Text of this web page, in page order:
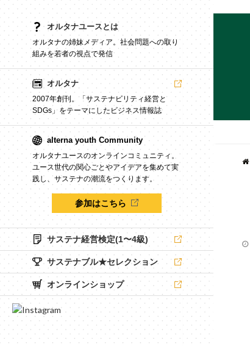
オルタナユースとは
オルタナの姉妹メディア。社会問題への取り
組みを若者の視点で発信
オルタナ
2007年創刊。「サステナビリティ経営と
SDGs」をテーマにしたビジネス情報誌
alterna youth Community
オルタナユースのオンラインコミュニティ。
ユース世代の関心ごとやアイデアを集めて実
践し、サステナの潮流をつくります。
参加はこちら
サステナ経営検定(1〜4級)
サステナブル★セレクション
オンラインショップ